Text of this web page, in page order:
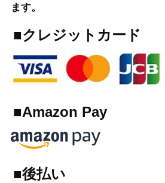
ます。
■クレジットカード
■Amazon Pay
■後払い